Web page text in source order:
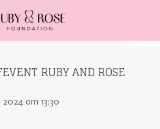
RUBY AND ROSE
2024 om 13:30